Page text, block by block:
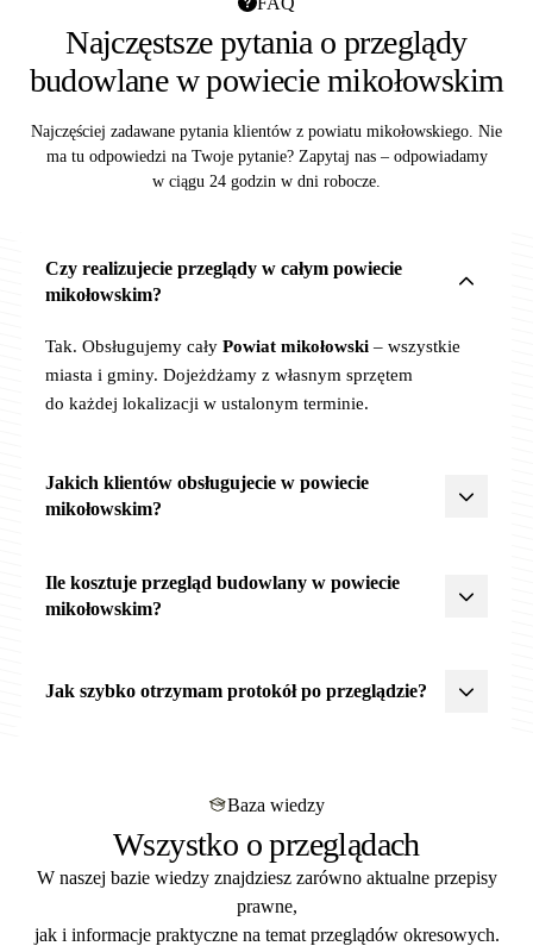
Najczęstsze pytania o przeglądy
budowlane w powiecie mikołowskim
Najczęściej zadawane pytania klientów z powiatu mikołowskiego. Nie
ma tu odpowiedzi na Twoje pytanie? Zapytaj nas – odpowiadamy
w ciągu 24 godzin w dni robocze.
Czy realizujecie przeglądy w całym powiecie
mikołowskim?
Tak. Obsługujemy cały Powiat mikołowski– wszystkie
miasta i gminy. Dojeżdżamy z własnym sprzętem
do każdej lokalizacji w ustalonym terminie.
Jakich klientów obsługujecie w powiecie
mikołowskim?
zarządców nieruchomości,spółdzielni mieszkaniowych ,
JST(urzędy miast, gmin, powiatów),
KRS, OC 2 500 000 zł oraz akceptujemy procedury
Ile kosztuje przegląd budowlany w powiecie
mikołowskim?
Orientacyjnie:rocznyod 300 zł netto,półroczny
po przesłaniu zapytania.
Jak szybko otrzymam protokół po przeglądzie?
kontroli. Format PDF mailem + papierowo pocztą. Zgodny
z art. 62a Prawa budowlanego – gotowy na kontrolę PINB,
audyt i przegląd ubezpieczeniowy.
Baza wiedzy
Wszystko o przeglądach
W naszej bazie wiedzy znajdziesz zarówno aktualne przepisy
prawne,
jak i informacje praktyczne na temat przeglądów okresowych.